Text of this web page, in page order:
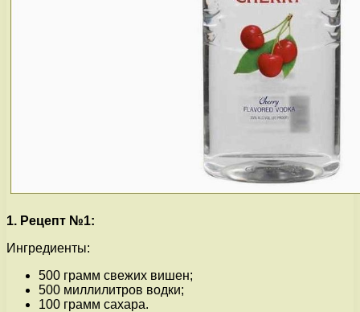
1. Рецепт №1:
Ингредиенты:
500 грамм свежих вишен;
500 миллилитров водки;
100 грамм сахара.